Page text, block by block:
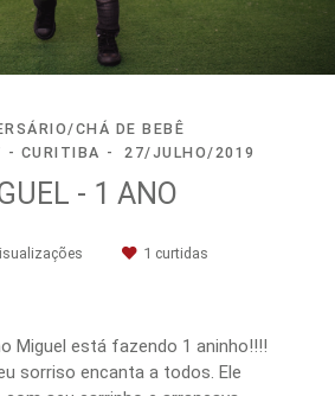
CHÁ DE BEBÊ
- CURITIBA
27/JULHO/2019
- 1 ANO
1 curtidas
Miguel está fazendo 1 aninho!!!!
sorriso encanta a todos. Ele